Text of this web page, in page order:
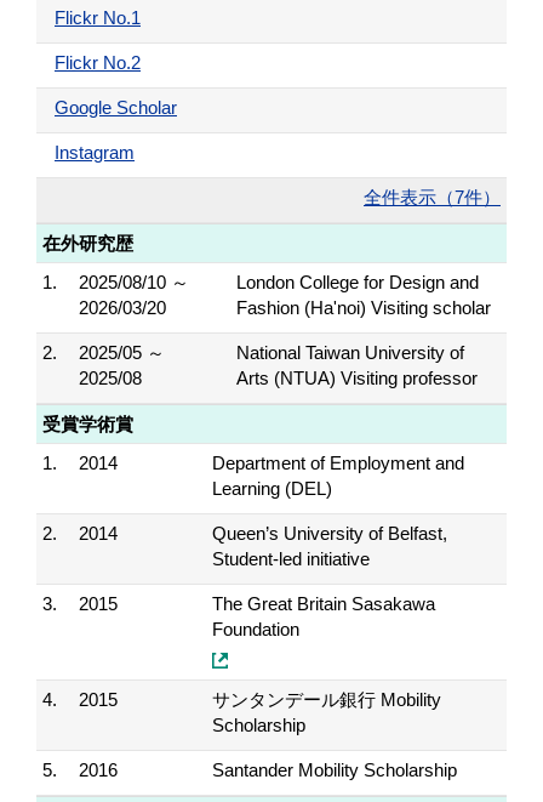
Flickr No.1
Flickr No.2
Google Scholar
Instagram
全件表示（7件）
在外研究歴
1.
2025/08/10 ～
2026/03/20
London College for Design and
Fashion (Ha'noi) Visiting scholar
2.
2025/05 ～
2025/08
National Taiwan University of
Arts (NTUA) Visiting professor
受賞学術賞
1.
2014
Department of Employment and
Learning (DEL)
2. 2014
Queen’s University of Belfast,
Student-led initiative
3. 2015
The Great Britain Sasakawa
Foundation
4. 2015
サンタンデール銀行 Mobility
Scholarship
5. 2016 Santander Mobility Scholarship